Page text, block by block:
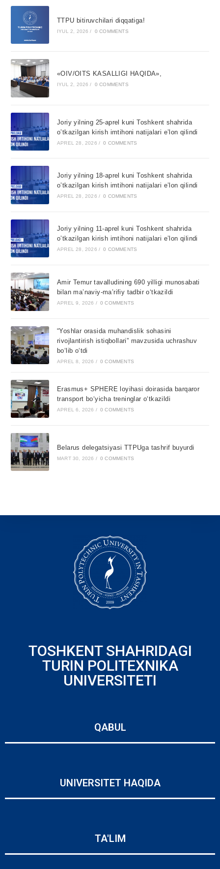
TTPU bitiruvchilari diqqatiga!
IYUL 2, 2026 / 0 COMMENTS
«OIV/OITS KASALLIGI HAQIDA»,
IYUL 2, 2026 / 0 COMMENTS
Joriy yilning 25-aprel kuni Toshkent shahrida
o’tkazilgan kirish imtihoni natijalari e’lon qilindi
APREL 28, 2026 / 0 COMMENTS
Joriy yilning 18-aprel kuni Toshkent shahrida
o’tkazilgan kirish imtihoni natijalari e’lon qilindi
APREL 28, 2026 / 0 COMMENTS
Joriy yilning 11-aprel kuni Toshkent shahrida
o’tkazilgan kirish imtihoni natijalari e’lon qilindi
APREL 28, 2026 / 0 COMMENTS
Amir Temur tavalludining 690 yilligi munosabati
bilan ma’naviy-ma’rifiy tadbir o‘tkazildi
APREL 9, 2026 / 0 COMMENTS
“Yoshlar orasida muhandislik sohasini
rivojlantirish istiqbollari” mavzusida uchrashuv
bo‘lib o‘tdi
APREL 8, 2026 / 0 COMMENTS
Erasmus+ SPHERE loyihasi doirasida barqaror
transport bo‘yicha treninglar o‘tkazildi
APREL 6, 2026 / 0 COMMENTS
Belarus delegatsiyasi TTPUga tashrif buyurdi
MART 30, 2026 / 0 COMMENTS
TOSHKENT SHAHRIDAGI
TURIN POLITEXNIKA
UNIVERSITETI
QABUL
UNIVERSITET HAQIDA
TA'LIM